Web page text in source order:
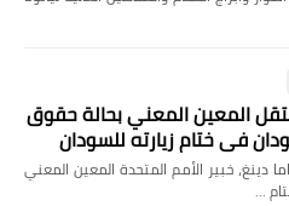
المعين المعني بحالة حقوق
في ختام زيارته للسودان
خبير الأمم المتحدة المعين المعني
…